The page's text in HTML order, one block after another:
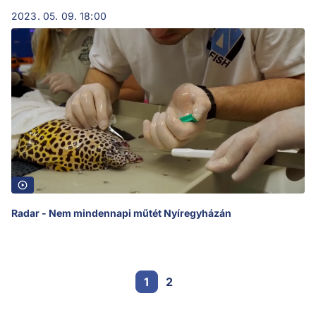
2023. 05. 09. 18:00
Radar - Nem mindennapi műtét Nyíregyházán
1 2